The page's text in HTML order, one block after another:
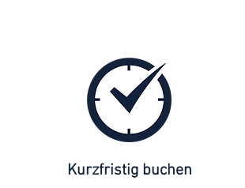
Kurzfristig buchen